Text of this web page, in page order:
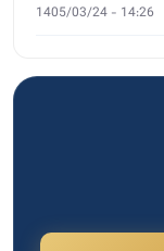
14:26 - 1405/03/24